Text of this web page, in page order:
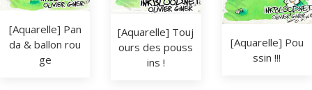
[Aquarelle] Pan
da & ballon rou
ge
[Aquarelle] Touj
ours des pouss
ins !
[Aquarelle] Pou
ssin !!!